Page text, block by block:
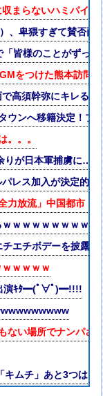
収まらないハミパイ
、卑猥すぎて賛否
皆様のことがずっと
をつけた熊本訪問
高須幹弥にキレる
ウンへ移籍決定！プ
。。
が日本軍捕虜に…
レス加入が決定的
力放流」中国都市
ｗｗｗｗｗｗｗｗｗ
チエチボデーを披露
ｗｗｗｗ
出演ｷﾀ━(ﾟ∀ﾟ)━!!!!
ない場所でナンパ
ムチ」あと3つは？